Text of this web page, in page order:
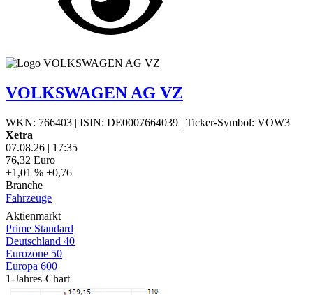
VOLKSWAGEN AG VZ
WKN: 766403 | ISIN: DE0007664039 | Ticker-Symbol: VOW3
Xetra
07.08.26 | 17:35
76,32 Euro
+1,01 % +0,76
Branche
Fahrzeuge
Aktienmarkt
Prime Standard
Deutschland 40
Eurozone 50
Europa 600
1-Jahres-Chart